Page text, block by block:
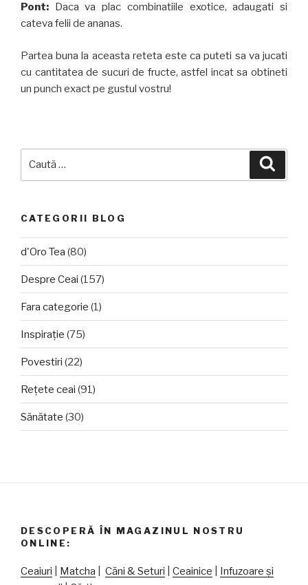
Pont: Daca va plac combinatiile exotice, adaugati si
cateva felii de ananas.
Partea buna la aceasta reteta este ca puteti sa va jucati
cu cantitatea de sucuri de fructe, astfel incat sa obtineti
un punch exact pe gustul vostru!
CATEGORII BLOG
d'Oro Tea (80)
Despre Ceai (157)
Fara categorie (1)
Inspirație (75)
Povestiri (22)
Rețete ceai (91)
Sănătate (30)
DESCOPERĂ ÎN MAGAZINUL NOSTRU
ONLINE:
Ceaiuri Matcha Căni & Seturi Ceainice
Infuzoare și